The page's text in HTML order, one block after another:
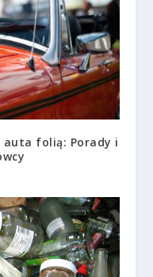
auta folią: Porady i